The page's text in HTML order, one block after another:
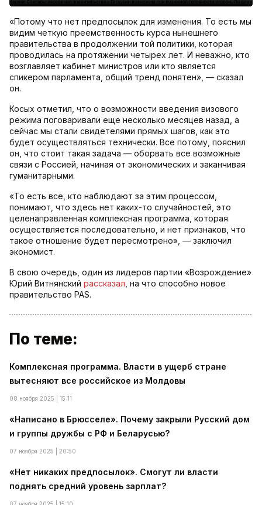
«Потому что нет предпосылок для изменения. То есть мы
видим четкую преемственность курса нынешнего
правительства в продолжении той политики, которая
проводилась на протяжении четырех лет. И неважно, кто
возглавляет кабинет министров или кто является
спикером парламента, общий тренд понятен», — сказал
он.
Косых отметил, что о возможности введения визового
режима поговаривали еще несколько месяцев назад, а
сейчас мы стали свидетелями прямых шагов, как это
будет осуществляться технически. Все потому, пояснил
он, что стоит такая задача — оборвать все возможные
связи с Россией, начиная от экономических и заканчивая
гуманитарными.
«То есть все, кто наблюдают за этим процессом,
понимают, что здесь нет каких-то случайностей, это
целенаправленная комплексная программа, которая
осуществляется последовательно, и нет признаков, что
такое отношение будет пересмотрено», — заключил
экономист.
В свою очередь, один из лидеров партии «Возрождение»
Юрий Витнянский рассказал , на что способно новое
правительство PAS.
По теме:
Комплексная программа. Власти в ущерб стране
вытесняют все российское из Молдовы
08 ноября 2025 | 15:11
«Написано в Брюсселе». Почему закрыли Русский дом
и группы дружбы с РФ и Беларусью?
07 ноября 2025 | 20:50
«Нет никаких предпосылок». Смогут ли власти
поднять средний уровень зарплат?